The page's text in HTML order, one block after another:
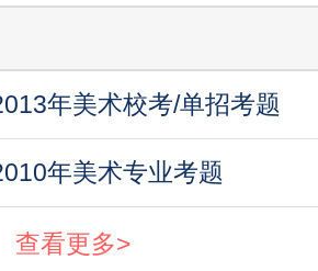
年美术校考/单招考题
年美术专业考题
查看更多>